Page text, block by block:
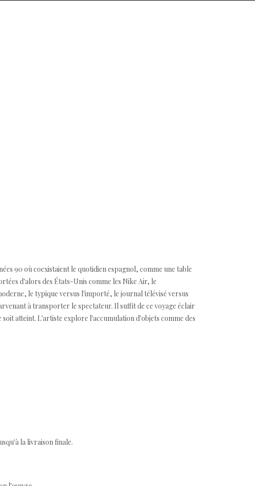
90 où coexistaient le quotidien espagnol, comme une table
d'alors des États-Unis comme les Nike Air, le
le typique versus l'importé, le journal télévisé versus
à transporter le spectateur. Il suffit de ce voyage éclair
atteint. L'artiste explore l'accumulation d'objets comme des
la livraison finale.